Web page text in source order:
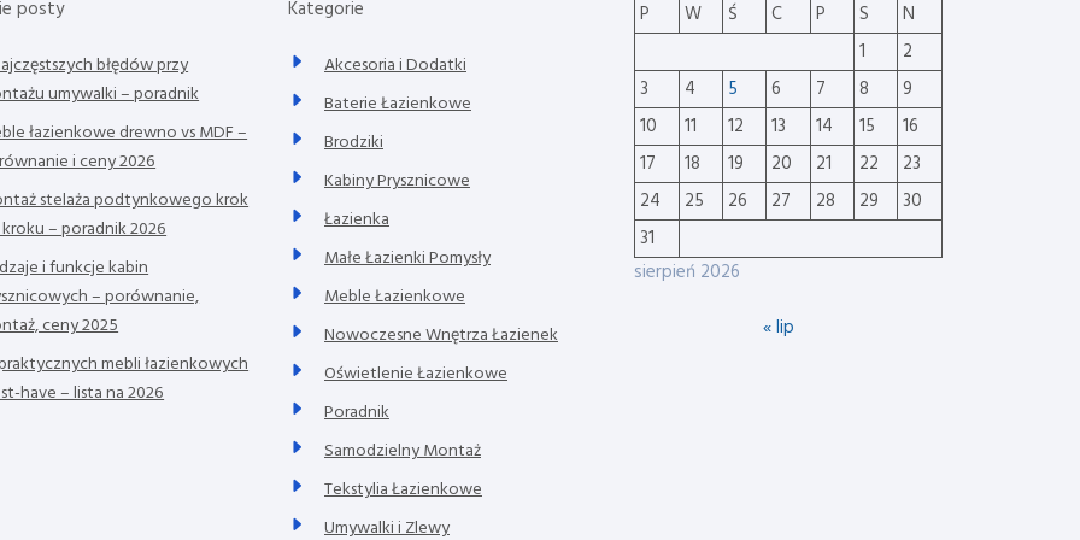
posty
błędów przy
umywalki – poradnik
łazienkowe drewno vs MDF –
i ceny 2026
stelaża podtynkowego krok
– poradnik 2026
i funkcje kabin
– porównanie,
ceny 2025
mebli łazienkowych
have – lista na 2026
Kategorie
Akcesoria i Dodatki
Baterie Łazienkowe
Brodziki
Kabiny Prysznicowe
Łazienka
Małe Łazienki Pomysły
Meble Łazienkowe
Nowoczesne Wnętrza Łazienek
Oświetlenie Łazienkowe
Poradnik
Samodzielny Montaż
Tekstylia Łazienkowe
Umywalki i Zlewy
sierpień 2026
P W Ś C P S
N
1
2
3
4 5 6 7 8
9
10
11 12 13 14 15
16
17
18 19 20 21 22
23
24
25 26 27 28 29
30
31
« lip